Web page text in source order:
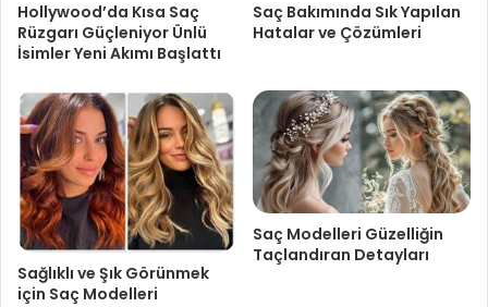
Hollywood’da Kısa Saç
Rüzgarı Güçleniyor Ünlü
İsimler Yeni Akımı Başlattı
Saç Bakımında Sık Yapılan
Hatalar ve Çözümleri
Sağlıklı ve Şık Görünmek
için Saç Modelleri
Saç Modelleri Güzelliğin
Taçlandıran Detayları